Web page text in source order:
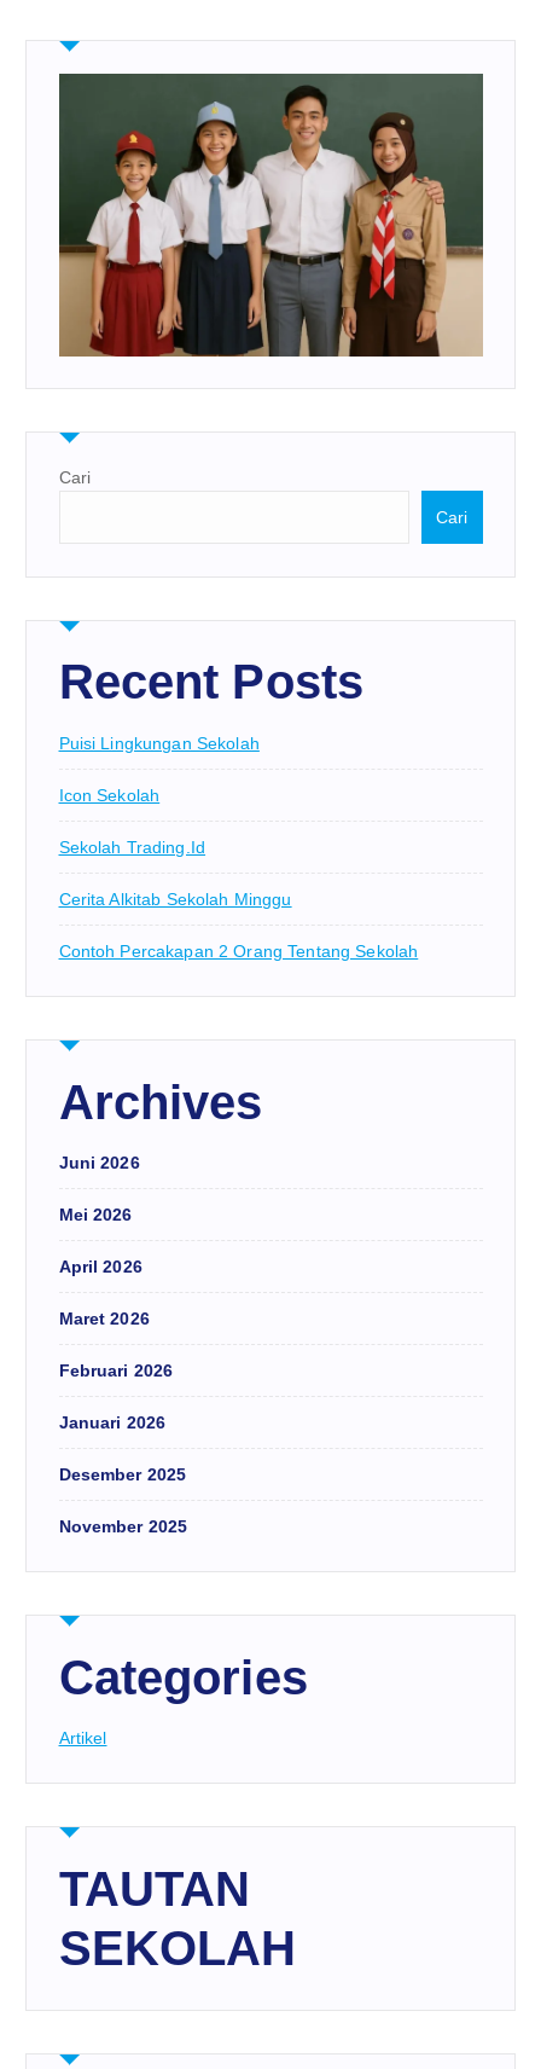
Cari
Cari
Recent Posts
Puisi Lingkungan Sekolah
Icon Sekolah
Sekolah Trading.id
Cerita Alkitab Sekolah Minggu
Contoh Percakapan 2 Orang Tentang Sekolah
Archives
Juni 2026
Mei 2026
April 2026
Maret 2026
Februari 2026
Januari 2026
Desember 2025
November 2025
Categories
Artikel
TAUTAN
SEKOLAH